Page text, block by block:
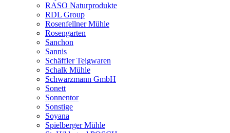
RASO Naturprodukte
RDL Group
Rosenfellner Mühle
Rosengarten
Sanchon
Sannis
Schäffler Teigwaren
Schalk Mühle
Schwarzmann GmbH
Sonett
Sonnentor
Sonstige
Soyana
Spielberger Mühle